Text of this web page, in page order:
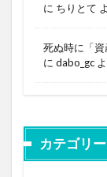
に ちりとて
死ぬ時に「
に dabo_gc
カテゴリー